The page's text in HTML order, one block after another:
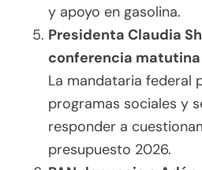
y apoyo en gasolina.
Presidenta Claudia
conferencia matutina
La mandataria federal
programas sociales y
responder a
presupuesto 2026.